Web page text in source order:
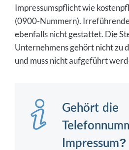
Impressumspflicht wie
(0900-Nummern).
ebenfalls nicht gestattet. Die
Unternehmens gehört nicht zu
und muss nicht aufgeführt
Gehört die
Impressum?